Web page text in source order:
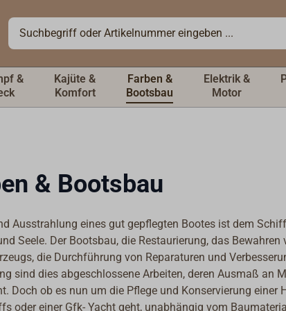
&
Kajüte &
Komfort
Farben &
Bootsbau
Elektrik &
Motor
& Bootsbau
Ausstrahlung eines gut gepflegten Bootes ist dem
Seele. Der Bootsbau, die Restaurierung, das
die Durchführung von Reparaturen und
sind dies abgeschlossene Arbeiten, deren Ausmaß an
Doch ob es nun um die Pflege und Konservierung einer
oder einer Gfk- Yacht geht, unabhängig vom